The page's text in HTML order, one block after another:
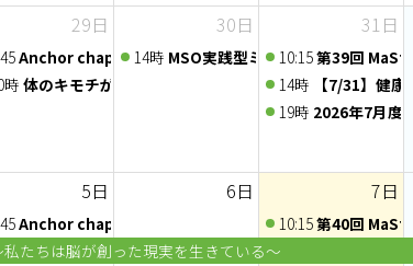
る、心と身体の関係～
す』オンラインセミナー
す』オンラインセミナー
ポート」オンラインセミナー
デア道場-
29日
Anchor chapter 定例会 2026/7/29
時体のキモチが分かる講座vol.21 あなたの体、ホワイト
30日
14時 MSO実践型ミニセミナー【はじめ
31日
10:15第39回
14時
【7/31】健
19時 2026年7月度
内側の声にふれる体験〜
PR道場-
たちは脳が創った現実を生きている～
5日
Anchor chapter 定例会 2026/8/5
6日 7日
10:15第40回